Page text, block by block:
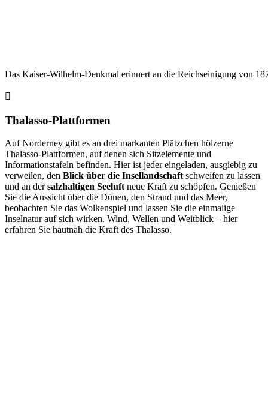
Das Kaiser-Wilhelm-Denkmal erinnert an die Reichseinigung von
Thalasso-Plattformen
Auf Norderney gibt es an drei markanten Plätzchen hölzerne
Thalasso-Plattformen, auf denen sich Sitzelemente und
Informationstafeln befinden. Hier ist jeder eingeladen, ausgiebig zu
verweilen, den Blick über die Insellandschaft schweifen zu lassen
und an dersalzhaltigen Seeluft neue Kraft zu schöpfen. Genießen
Sie die Aussicht über die Dünen, den Strand und das Meer,
beobachten Sie das Wolkenspiel und lassen Sie die einmalige
Inselnatur auf sich wirken. Wind, Wellen und Weitblick – hier
erfahren Sie hautnah die Kraft des Thalasso.